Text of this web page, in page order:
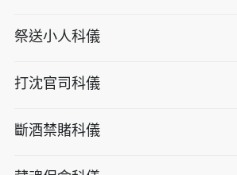
祭送小人科儀
打沈官司科儀
斷酒禁賭科儀